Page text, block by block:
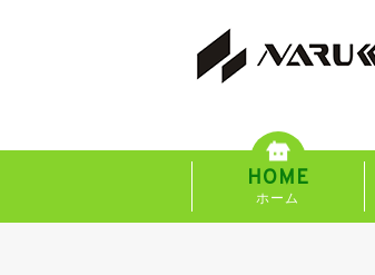
HOME
ホーム